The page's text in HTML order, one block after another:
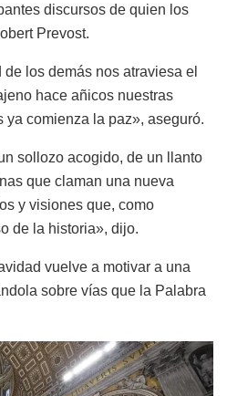
discursos de quien los
Prevost.
los demás nos atraviesa el
hace añicos nuestras
ya comienza la paz», aseguró.
sollozo acogido, de un llanto
que claman una nueva
y visiones que, como
de la historia», dijo.
vuelve a motivar a una
sobre vías que la Palabra